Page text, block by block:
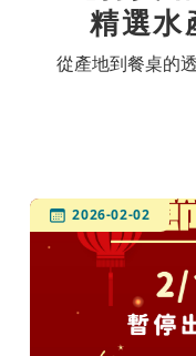
精選水
從產地到餐桌的
2026-02-02